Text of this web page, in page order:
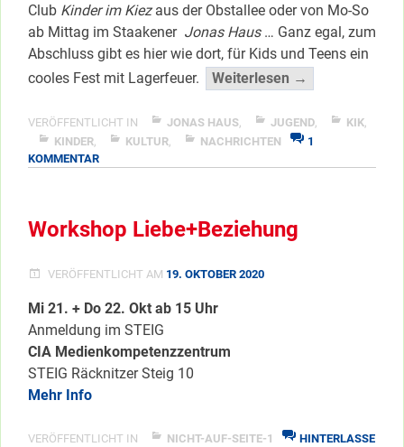
Club Kinder im Kiezaus der Obstallee oder von Mo-So
ab Mittag im Staakener Jonas Haus… Ganz egal, zum
Abschluss gibt es hier wie dort, für Kids und Teens ein
cooles Fest mit Lagerfeuer.
Weiterlesen →
Fit
durch
die
VERÖFFENTLICHT IN JONAS HAUS JUGEND KIK
KINDER
KULTUR NACHRICHTEN
1
KOMMENTARZU
DURCH
…
Workshop Liebe+Beziehung
VERÖFFENTLICHT AM 19. OKTOBER 2020
Mi 21. + Do 22. Okt ab 15 Uhr
Anmeldung im STEIG
CIA Medienkompetenzzentrum
STEIG Räcknitzer Steig 10
Mehr Info
VERÖFFENTLICHT IN NICHT-AUF-SEITE-1
HINTERLASSE